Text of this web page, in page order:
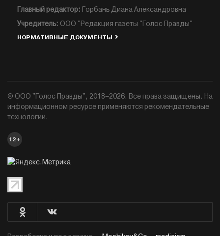
Главный редактор: Горбань Диана Александровна
Учредитель: ООО "Редакция газеты "Голос Правды"
НОРМАТИВНЫЕ ДОКУМЕНТЫ
© ООО "Голос Правды", 2018–2026. Все права защищены. На
информационном ресурсе применяются рекомендательные
технологии.
12+